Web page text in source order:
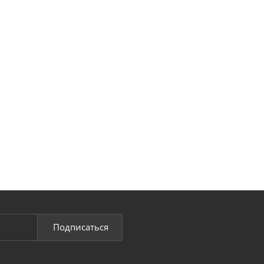
Подписаться